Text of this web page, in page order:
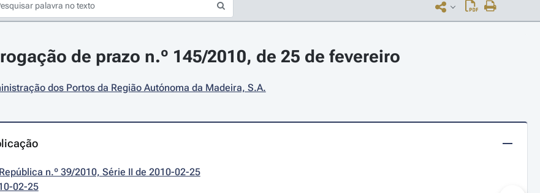
de prazo n.º 145/2010, de 25 de fevereiro
dos Portos da Região Autónoma da Madeira, S.A.
n.º 39/2010, Série II de 2010-02-25
02-25